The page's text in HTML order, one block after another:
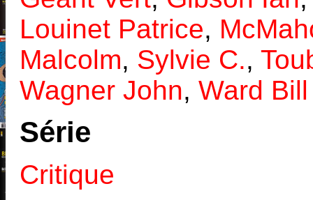
Louinet Patrice,
Malcolm, Sylvie C.,
Wagner John, Ward Bill
Série
Critique